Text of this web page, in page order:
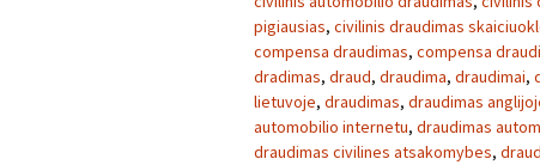
pigiausias, civilinis draudimas
compensa draudimas, compensa
dradimas, draud, draudima, draudimai,
lietuvoje, draudimas, draudimas
automobilio internetu, draudimas
draudimas civilines atsakomybes,